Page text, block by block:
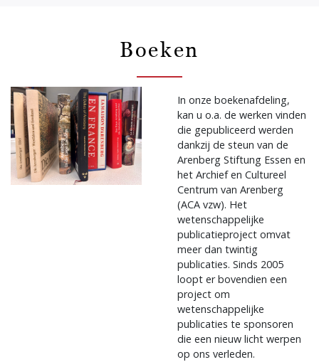
Boeken
In onze boekenafdeling,
kan u o.a. de werken vinden
die gepubliceerd werden
dankzij de steun van de
Arenberg Stiftung Essen en
het Archief en Cultureel
Centrum van Arenberg
(ACA vzw). Het
wetenschappelijke
publicatieproject omvat
meer dan twintig
publicaties. Sinds 2005
loopt er bovendien een
project om
wetenschappelijke
publicaties te sponsoren
die een nieuw licht werpen
op ons verleden.